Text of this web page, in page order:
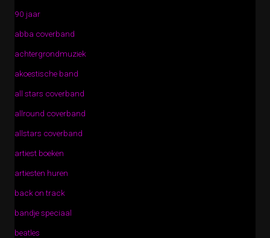
90 jaar
abba coverband
achtergrondmuziek
akoestische band
all stars coverband
allround coverband
allstars coverband
artiest boeken
artiesten huren
back on track
bandje speciaal
beatles